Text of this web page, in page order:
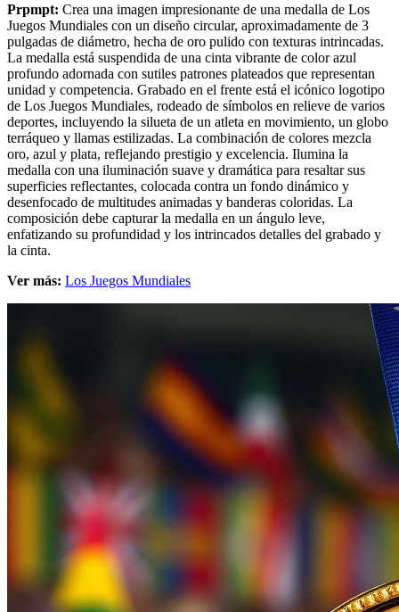
Prpmpt: Crea una imagen impresionante de una medalla de Los
Juegos Mundiales con un diseño circular, aproximadamente de 3
pulgadas de diámetro, hecha de oro pulido con texturas intrincadas.
La medalla está suspendida de una cinta vibrante de color azul
profundo adornada con sutiles patrones plateados que representan
unidad y competencia. Grabado en el frente está el icónico logotipo
de Los Juegos Mundiales, rodeado de símbolos en relieve de varios
deportes, incluyendo la silueta de un atleta en movimiento, un globo
terráqueo y llamas estilizadas. La combinación de colores mezcla
oro, azul y plata, reflejando prestigio y excelencia. Ilumina la
medalla con una iluminación suave y dramática para resaltar sus
superficies reflectantes, colocada contra un fondo dinámico y
desenfocado de multitudes animadas y banderas coloridas. La
composición debe capturar la medalla en un ángulo leve,
enfatizando su profundidad y los intrincados detalles del grabado y
la cinta.
Ver más: Los Juegos Mundiales